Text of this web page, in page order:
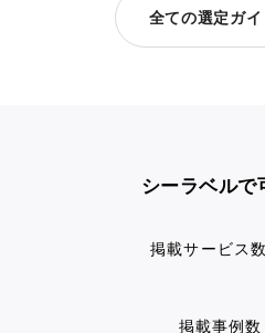
全ての選定ガ
シーラベルで
掲載サービス数
掲載事例数